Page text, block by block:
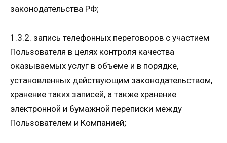
законодательства РФ;
1.3.2. запись телефонных переговоров с участием
Пользователя в целях контроля качества
оказываемых услуг в объеме и в порядке,
установленных действующим законодательством,
хранение таких записей, а также хранение
электронной и бумажной переписки между
Пользователем и Компанией;